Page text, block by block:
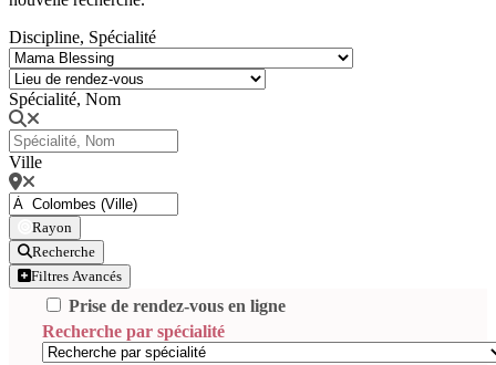
Discipline, Spécialité
Spécialité, Nom
Ville
Rayon
Recherche
Filtres Avancés
Prise de rendez-vous en ligne
Recherche par spécialité